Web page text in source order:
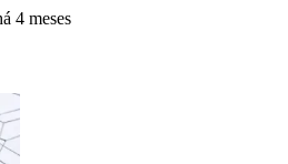
4 meses